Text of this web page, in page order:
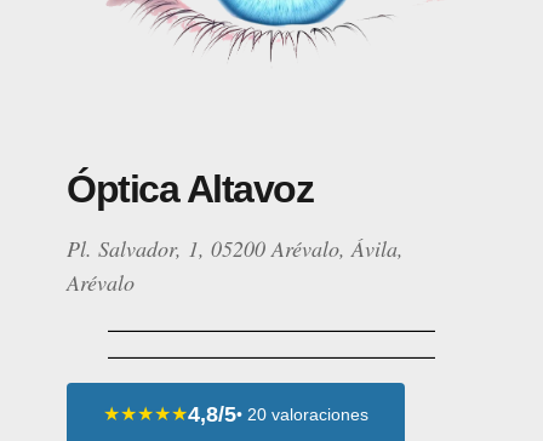
Óptica Altavoz
Pl. Salvador, 1, 05200 Arévalo, Ávila,
Arévalo
★★★★★4,8/5• 20 valoraciones